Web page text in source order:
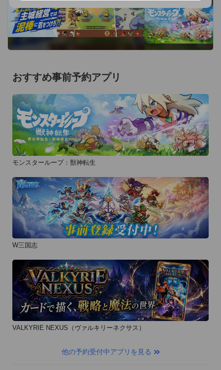
おすすめ事前予約アプリ
モンスターループ：獣神転生
W三国志
VALKYRIE NEXUS（ヴァルキリーネクサス）
他の予約受付中アプリを見る